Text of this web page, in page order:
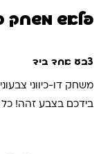
פלאש משחק
צבע אחד ביד
משחק דו-כיווני
בידכם בצבע זהה! כל